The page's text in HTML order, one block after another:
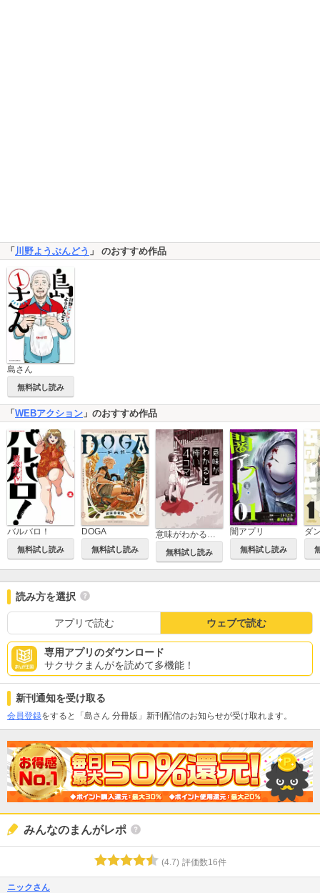
「 川野ようぶんどう 」 のおすすめ作品
島さん
無料試し読み
「 WEBアクション 」のおすすめ作品
バルバロ！
無料試し読み
DOGA
無料試し読み
意味がわかると怖い4コマ
無料試し読み
闇アプリ
無料試し読み
読み方を選択
アプリで読む ウェブで読む
専用アプリのダウンロード
サクサクまんがを読めて多機能！
新刊通知を受け取る
会員登録をすると「島さん 分冊版」新刊配信のお知らせが受け取れます。
みんなのまんがレポ
(4.7) 評価数16件
ニックさん